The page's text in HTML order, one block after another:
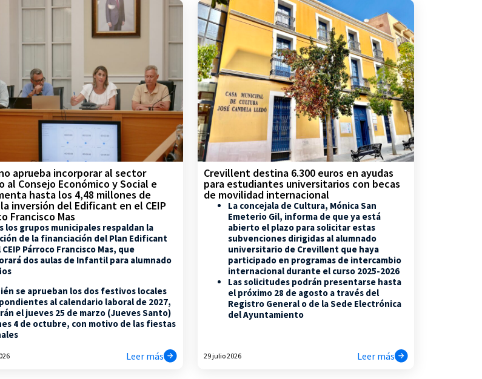
aprueba incorporar al sector
al Consejo Económico y Social e
hasta los 4,48 millones de
inversión del Edificant en el CEIP
Francisco Mas
los grupos municipales respaldan la
de la financiación del Plan Edificant
Párroco Francisco Mas, que
dos aulas de Infantil para alumnado
se aprueban los dos festivos locales
al calendario laboral de 2027,
el jueves 25 de marzo (Jueves Santo)
4 de octubre, con motivo de las fiestas
Leer más
Crevillent destina 6.300 euros en ayudas
para estudiantes universitarios con becas
de movilidad internacional
La concejala de Cultura, Mónica San
Emeterio Gil, informa de que ya está
abierto el plazo para solicitar estas
subvenciones dirigidas al alumnado
universitario de Crevillent que haya
participado en programas de intercambio
internacional durante el curso 2025-2026
Las solicitudes podrán presentarse hasta
el próximo 28 de agosto a través del
Registro General o de la Sede Electrónica
del Ayuntamiento
29 julio 2026 Leer más